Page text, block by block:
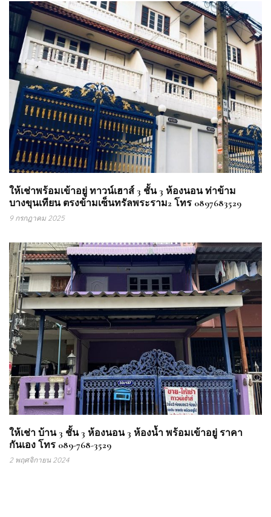
ให้เช่าพร้อมเข้าอยู่ ทาวน์เฮาส์ 3 ชั้น 3 ห้องนอน ท่าข้าม
บางขุนเทียน ตรงข้ามเซ็นทรัลพระราม2 โทร 0897683529
9 กรกฎาคม 2025
ให้เช่า บ้าน 3 ชั้น 3 ห้องนอน 3 ห้องน้ำ พร้อมเข้าอยู่ ราคา
กันเอง โทร 089-768-3529
2 พฤศจิกายน 2024